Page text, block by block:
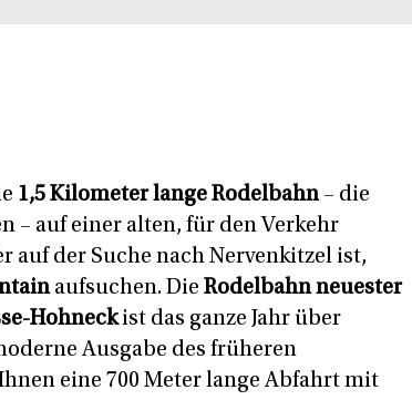
1,5 Kilometer lange Rodelbahn– die
– auf einer alten, für den Verkehr
auf der Suche nach Nervenkitzel ist,
aufsuchen. Die Rodelbahn neuester
Hohneckist das ganze Jahr über
Ausgabe des früheren
eine 700 Meter lange Abfahrt mit